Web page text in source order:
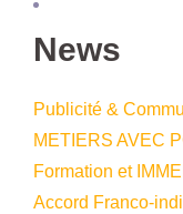
News
Publicité &
METIERS AVEC
Formation et
Accord Franco-